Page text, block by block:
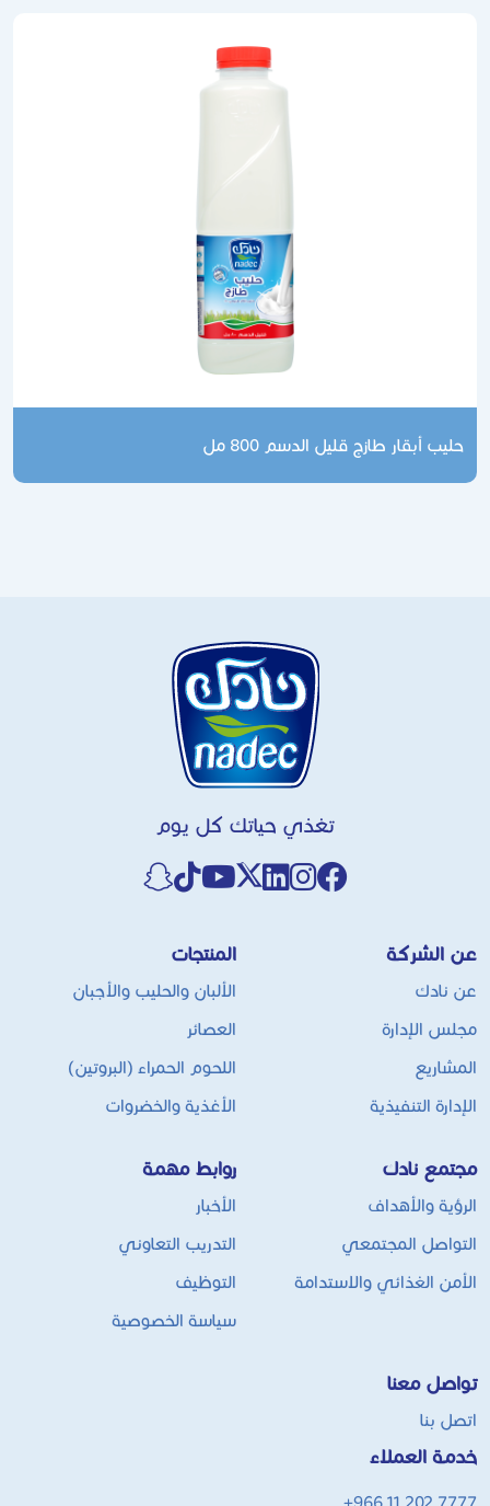
حليب أبقار طازج قليل الدسم 800 مل
تغذي حياتك كل يوم
عن الشركة
عن نادك
مجلس الإدارة
المشاريع
الإدارة التنفيذية
المنتجات
الألبان والحليب والأجبان
العصائر
اللحوم الحمراء (البروتين)
الأغذية والخضروات
مجتمع نادك
الرؤية والأهداف
التواصل المجتمعي
الأمن الغذائي والاستدامة
روابط مهمة
الأخبار
التدريب التعاوني
التوظيف
سياسة الخصوصية
تواصل معنا
اتصل بنا
خدمة العملاء